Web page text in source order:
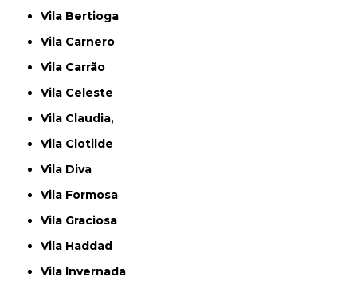
Vila Bertioga
Vila Carnero
Vila Carrão
Vila Celeste
Vila Claudia,
Vila Clotilde
Vila Diva
Vila Formosa
Vila Graciosa
Vila Haddad
Vila Invernada